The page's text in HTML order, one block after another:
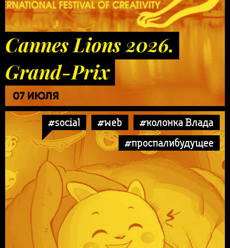
Cannes Lions 2026.
Grand-Prix
07 ИЮЛЯ
#social #web
#колонка Влада
#проспалибудущее